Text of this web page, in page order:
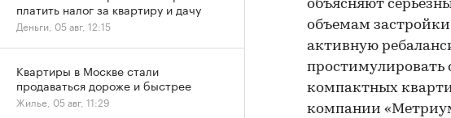
объясняют
объемам
активную
простимулировать
компактных
компании
платить налог за квартиру и дачу
Деньги, 05 авг, 12:15
Квартиры в Москве стали
продаваться дороже и быстрее
Жилье, 05 авг, 11:29